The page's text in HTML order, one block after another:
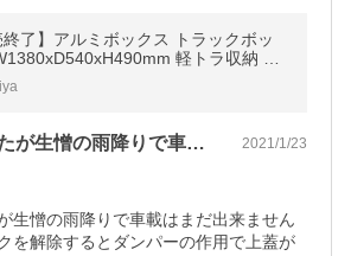
終了】アルミボックス トラックボッ
軽トラ収納 ア
具箱 ツールボックス 道具箱 鍵付き 荷
ス
商品が届きましたが生憎の雨降りで車載は… 2021/1/23
生憎の雨降りで車載はまだ出来ません
を解除するとダンパーの作用で上蓋が